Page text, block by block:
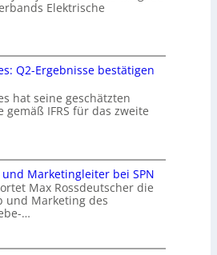
Elektrische
Q2-Ergebnisse bestätigen
hat seine geschätzten
gemäß IFRS für das zweite
Marketingleiter bei SPN
Max Rossdeutscher die
und Marketing des
…